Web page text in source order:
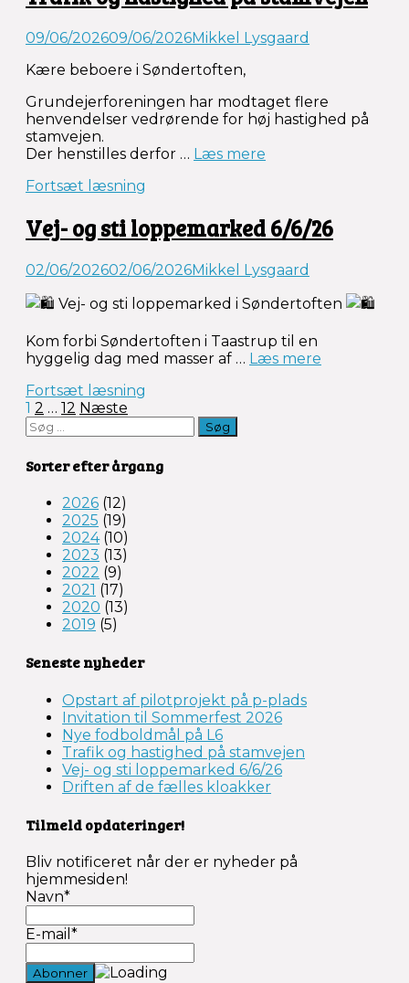
09/06/202609/06/2026Mikkel Lysgaard
Kære beboere i Søndertoften,
Grundejerforeningen har modtaget flere
henvendelser vedrørende for høj hastighed på
stamvejen.
Der henstilles derfor … Læs mere
stamvejen”
Fortsæt læsning
Vej- og sti loppemarked 6/6/26
02/06/202602/06/2026Mikkel Lysgaard
Vej- og sti loppemarked i Søndertoften
Kom forbi Søndertoften i Taastrup til en
hyggelig dag med masser af … Læs mere
Fortsæt læsning
Indlægsinddeling
1 2 … 12 Næste
Søg
efter:
Sorter efter årgang
2026 (12)
2025 (19)
2024(10)
2023 (13)
2022 (9)
2021 (17)
2020 (13)
2019 (5)
Seneste nyheder
Opstart af pilotprojekt på p-plads
Invitation til Sommerfest 2026
Nye fodboldmål på L6
Trafik og hastighed på stamvejen
Vej- og sti loppemarked 6/6/26
Driften af de fælles kloakker
Tilmeld opdateringer!
Bliv notificeret når der er nyheder på
hjemmesiden!
Navn*
E-mail*